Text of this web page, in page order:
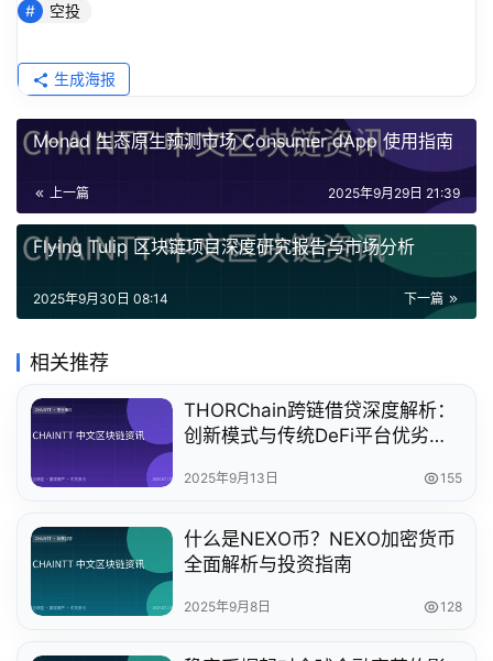
空投
生成海报
Monad 生态原生预测市场 Consumer dApp 使用指南
上一篇 2025年9月29日 21:39
Flying Tulip 区块链项目深度研究报告与市场分析
下一篇
2025年9月30日 08:14
相关推荐
THORChain跨链借贷深度解析：
创新模式与传统DeFi平台优劣对
2025年9月13日 155
什么是NEXO币？NEXO加密货币
全面解析与投资指南
2025年9月8日 128